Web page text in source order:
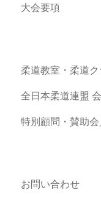
大会要項
柔道教室・柔道
全日本柔道連盟
特別顧問・賛助
お問い合わせ